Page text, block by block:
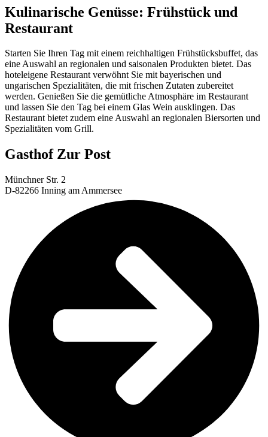
Kulinarische Genüsse: Frühstück und
Restaurant
Starten Sie Ihren Tag mit einem reichhaltigen Frühstücksbuffet, das
eine Auswahl an regionalen und saisonalen Produkten bietet. Das
hoteleigene Restaurant verwöhnt Sie mit bayerischen und
ungarischen Spezialitäten, die mit frischen Zutaten zubereitet
werden. Genießen Sie die gemütliche Atmosphäre im Restaurant
und lassen Sie den Tag bei einem Glas Wein ausklingen. Das
Restaurant bietet zudem eine Auswahl an regionalen Biersorten und
Spezialitäten vom Grill.
Gasthof Zur Post
Münchner Str. 2
D-82266 Inning am Ammersee